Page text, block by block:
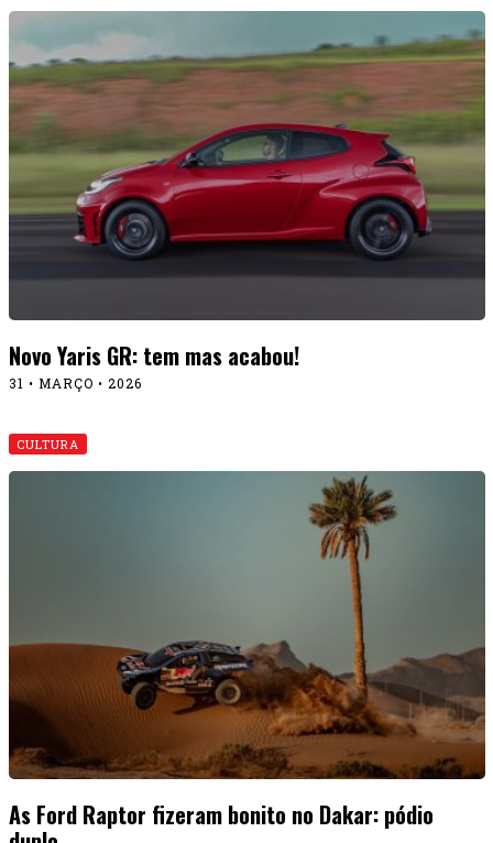
Novo Yaris GR: tem mas acabou!
31 • MARÇO • 2026
CULTURA
As Ford Raptor fizeram bonito no Dakar: pódio